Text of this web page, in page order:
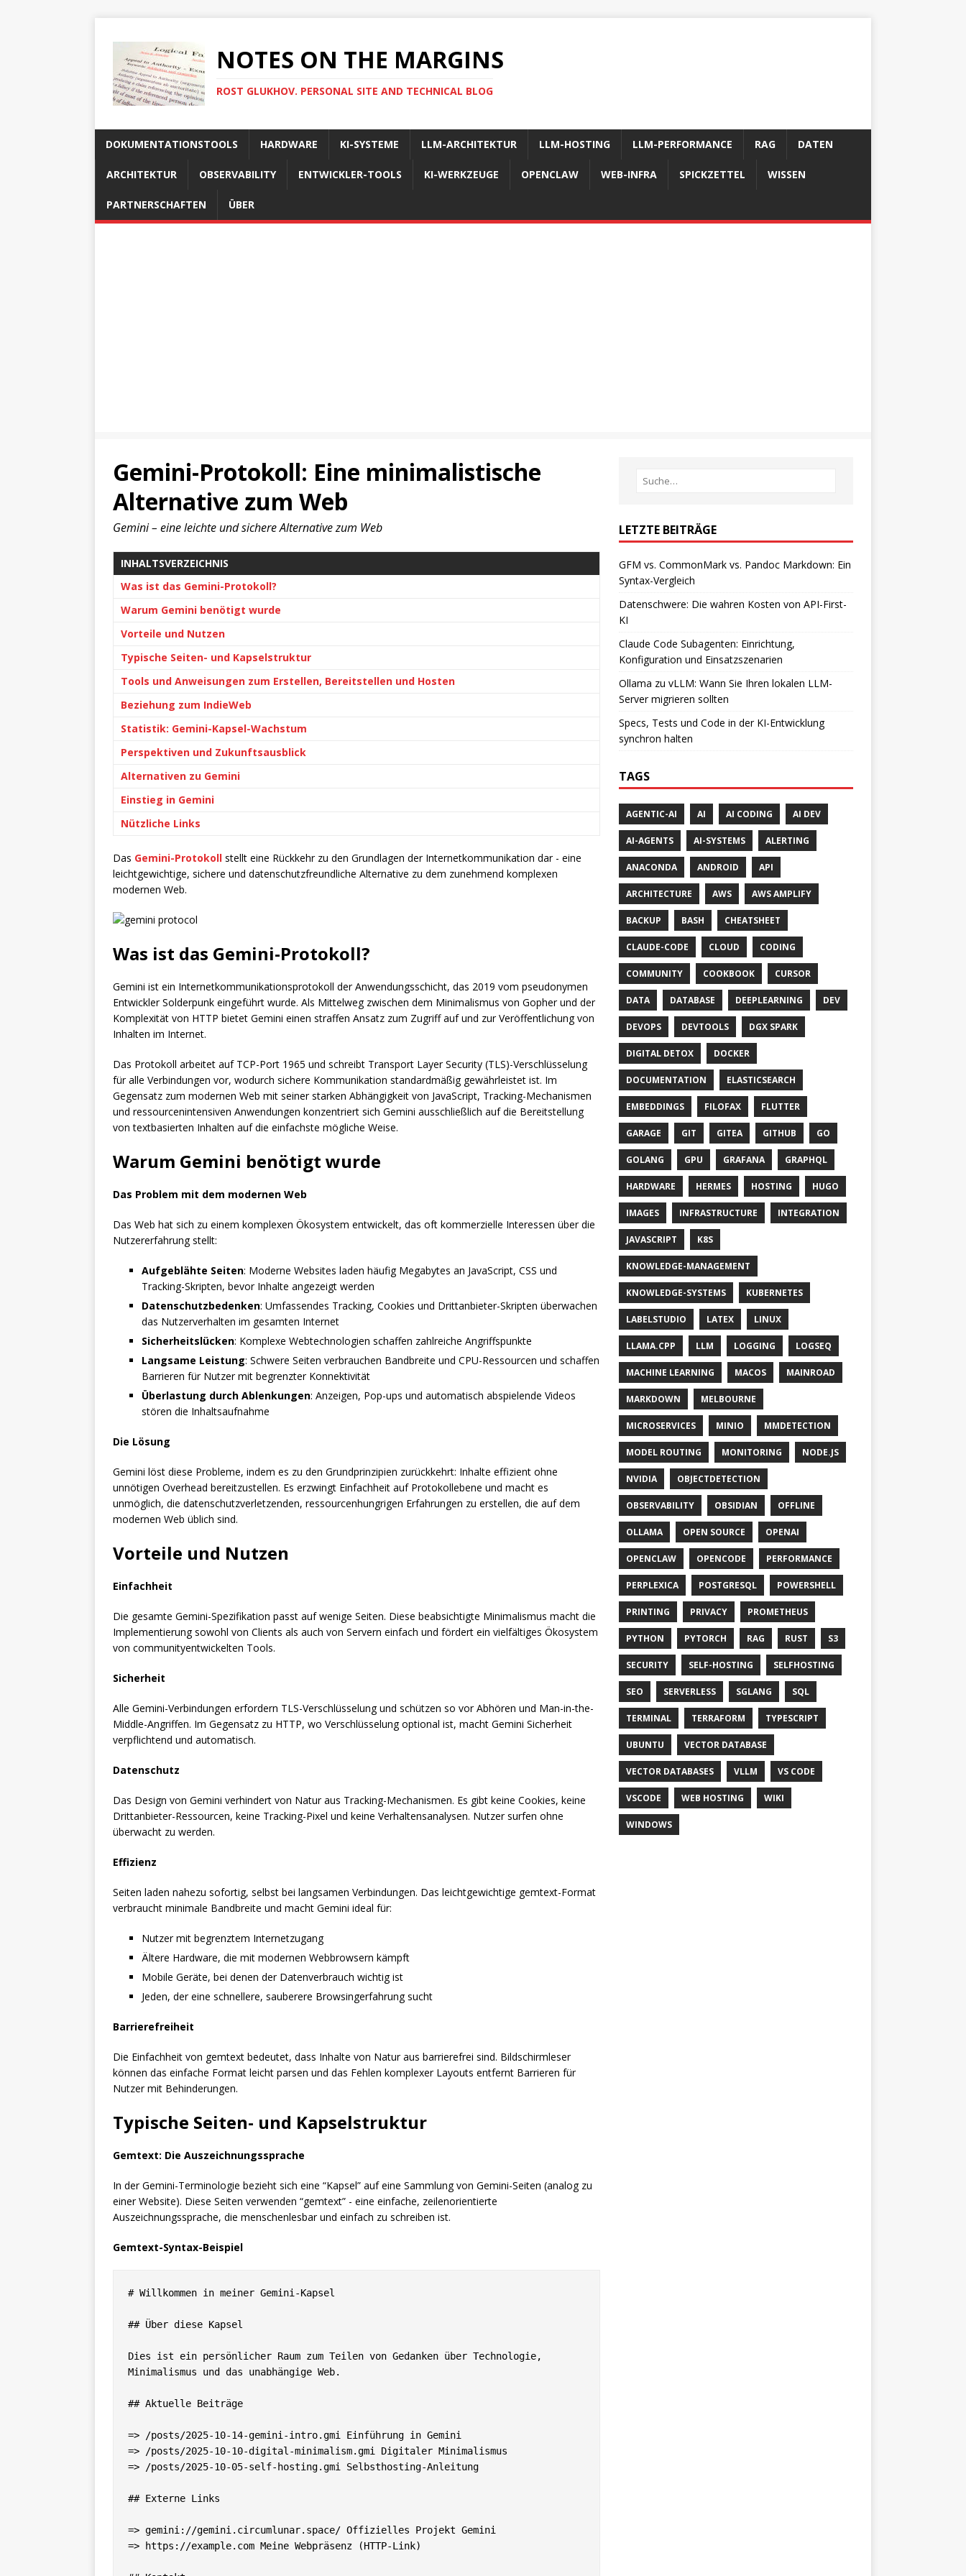
NOTES ON THE MARGINS
ROST GLUKHOV. PERSONAL SITE AND TECHNICAL BLOG
DOKUMENTATIONSTOOLS HARDWARE KI-SYSTEME LLM-ARCHITEKTUR LLM-HOSTING LLM-PERFORMANCE RAG DATEN
ARCHITEKTUR OBSERVABILITY ENTWICKLER-TOOLS KI-WERKZEUGE OPENCLAW WEB-INFRA SPICKZETTEL WISSEN
PARTNERSCHAFTEN ÜBER
Gemini-Protokoll: Eine minimalistische
Alternative zum Web
Gemini – eine leichte und sichere Alternative zum Web
INHALTSVERZEICHNIS
Was ist das Gemini-Protokoll?
Warum Gemini benötigt wurde
Vorteile und Nutzen
Typische Seiten- und Kapselstruktur
Tools und Anweisungen zum Erstellen, Bereitstellen und Hosten
Beziehung zum IndieWeb
Statistik: Gemini-Kapsel-Wachstum
Perspektiven und Zukunftsausblick
Alternativen zu Gemini
Einstieg in Gemini
Nützliche Links
Das Gemini-Protokoll stellt eine Rückkehr zu den Grundlagen der Internetkommunikation dar - eine
leichtgewichtige, sichere und datenschutzfreundliche Alternative zu dem zunehmend komplexen
modernen Web.
Was ist das Gemini-Protokoll?
Gemini ist ein Internetkommunikationsprotokoll der Anwendungsschicht, das 2019 vom pseudonymen
Entwickler Solderpunk eingeführt wurde. Als Mittelweg zwischen dem Minimalismus von Gopher und der
Komplexität von HTTP bietet Gemini einen straffen Ansatz zum Zugriff auf und zur Veröffentlichung von
Inhalten im Internet.
Das Protokoll arbeitet auf TCP-Port 1965 und schreibt Transport Layer Security (TLS)-Verschlüsselung
für alle Verbindungen vor, wodurch sichere Kommunikation standardmäßig gewährleistet ist. Im
Gegensatz zum modernen Web mit seiner starken Abhängigkeit von JavaScript, Tracking-Mechanismen
und ressourcenintensiven Anwendungen konzentriert sich Gemini ausschließlich auf die Bereitstellung
von textbasierten Inhalten auf die einfachste mögliche Weise.
Warum Gemini benötigt wurde
Das Problem mit dem modernen Web
Das Web hat sich zu einem komplexen Ökosystem entwickelt, das oft kommerzielle Interessen über die
Nutzererfahrung stellt:
Aufgeblähte Seiten: Moderne Websites laden häufig Megabytes an JavaScript, CSS und
Tracking-Skripten, bevor Inhalte angezeigt werden
Datenschutzbedenken: Umfassendes Tracking, Cookies und Drittanbieter-Skripten überwachen
das Nutzerverhalten im gesamten Internet
Sicherheitslücken: Komplexe Webtechnologien schaffen zahlreiche Angriffspunkte
Langsame Leistung: Schwere Seiten verbrauchen Bandbreite und CPU-Ressourcen und schaffen
Barrieren für Nutzer mit begrenzter Konnektivität
Überlastung durch Ablenkungen: Anzeigen, Pop-ups und automatisch abspielende Videos
stören die Inhaltsaufnahme
Die Lösung
Gemini löst diese Probleme, indem es zu den Grundprinzipien zurückkehrt: Inhalte effizient ohne
unnötigen Overhead bereitzustellen. Es erzwingt Einfachheit auf Protokollebene und macht es
unmöglich, die datenschutzverletzenden, ressourcenhungrigen Erfahrungen zu erstellen, die auf dem
modernen Web üblich sind.
Vorteile und Nutzen
Einfachheit
Die gesamte Gemini-Spezifikation passt auf wenige Seiten. Diese beabsichtigte Minimalismus macht die
Implementierung sowohl von Clients als auch von Servern einfach und fördert ein vielfältiges Ökosystem
von communityentwickelten Tools.
Sicherheit
Alle Gemini-Verbindungen erfordern TLS-Verschlüsselung und schützen so vor Abhören und Man-in-the-
Middle-Angriffen. Im Gegensatz zu HTTP, wo Verschlüsselung optional ist, macht Gemini Sicherheit
verpflichtend und automatisch.
Datenschutz
Das Design von Gemini verhindert von Natur aus Tracking-Mechanismen. Es gibt keine Cookies, keine
Drittanbieter-Ressourcen, keine Tracking-Pixel und keine Verhaltensanalysen. Nutzer surfen ohne
überwacht zu werden.
Effizienz
Seiten laden nahezu sofortig, selbst bei langsamen Verbindungen. Das leichtgewichtige gemtext-Format
verbraucht minimale Bandbreite und macht Gemini ideal für:
Nutzer mit begrenztem Internetzugang
Ältere Hardware, die mit modernen Webbrowsern kämpft
Mobile Geräte, bei denen der Datenverbrauch wichtig ist
Jeden, der eine schnellere, sauberere Browsingerfahrung sucht
Barrierefreiheit
Die Einfachheit von gemtext bedeutet, dass Inhalte von Natur aus barrierefrei sind. Bildschirmleser
können das einfache Format leicht parsen und das Fehlen komplexer Layouts entfernt Barrieren für
Nutzer mit Behinderungen.
Typische Seiten- und Kapselstruktur
Gemtext: Die Auszeichnungssprache
In der Gemini-Terminologie bezieht sich eine “Kapsel” auf eine Sammlung von Gemini-Seiten (analog zu
einer Website). Diese Seiten verwenden “gemtext” - eine einfache, zeilenorientierte
Auszeichnungssprache, die menschenlesbar und einfach zu schreiben ist.
Gemtext-Syntax-Beispiel
# Willkommen in meiner Gemini-Kapsel
## Über diese Kapsel
Dies ist ein persönlicher Raum zum Teilen von Gedanken über Technologie,
Minimalismus und das unabhängige Web.
## Aktuelle Beiträge
=> /posts/2025-10-14-gemini-intro.gmi Einführung in Gemini
=> /posts/2025-10-10-digital-minimalism.gmi Digitaler Minimalismus
=> /posts/2025-10-05-self-hosting.gmi Selbsthosting-Anleitung
## Externe Links
=> gemini://gemini.circumlunar.space/ Offizielles Projekt Gemini
=> https://example.com Meine Webpräsenz (HTTP-Link)
LETZTE BEITRÄGE
GFM vs. CommonMark vs. Pandoc Markdown: Ein
Syntax-Vergleich
Datenschwere: Die wahren Kosten von API-First-
KI
Claude Code Subagenten: Einrichtung,
Konfiguration und Einsatzszenarien
Ollama zu vLLM: Wann Sie Ihren lokalen LLM-
Server migrieren sollten
Specs, Tests und Code in der KI-Entwicklung
synchron halten
TAGS
AGENTIC-AI AI AI CODING AI DEV
AI-AGENTS AI-SYSTEMS ALERTING
ANACONDA ANDROID API
ARCHITECTURE AWS AWS AMPLIFY
BACKUP BASH CHEATSHEET
CLAUDE-CODE CLOUD CODING
COMMUNITY COOKBOOK CURSOR
DATA DATABASE DEEPLEARNING DEV
DEVOPS DEVTOOLS DGX SPARK
DIGITAL DETOX DOCKER
DOCUMENTATION ELASTICSEARCH
EMBEDDINGS FILOFAX FLUTTER
GARAGE GIT GITEA GITHUB GO
GOLANG GPU GRAFANA GRAPHQL
HARDWARE HERMES HOSTING HUGO
IMAGES INFRASTRUCTURE INTEGRATION
JAVASCRIPT K8S
KNOWLEDGE-MANAGEMENT
KNOWLEDGE-SYSTEMS KUBERNETES
LABELSTUDIO LATEX LINUX
LLAMA.CPP LLM LOGGING LOGSEQ
MACHINE LEARNING MACOS MAINROAD
MARKDOWN MELBOURNE
MICROSERVICES MINIO MMDETECTION
MODEL ROUTING MONITORING NODE.JS
NVIDIA OBJECTDETECTION
OBSERVABILITY OBSIDIAN OFFLINE
OLLAMA OPEN SOURCE OPENAI
OPENCLAW OPENCODE PERFORMANCE
PERPLEXICA POSTGRESQL POWERSHELL
PRINTING PRIVACY PROMETHEUS
PYTHON PYTORCH RAG RUST S3
SECURITY SELF-HOSTING SELFHOSTING
SEO SERVERLESS SGLANG SQL
TERMINAL TERRAFORM TYPESCRIPT
UBUNTU VECTOR DATABASE
VECTOR DATABASES VLLM VS CODE
VSCODE WEB HOSTING WIKI
WINDOWS